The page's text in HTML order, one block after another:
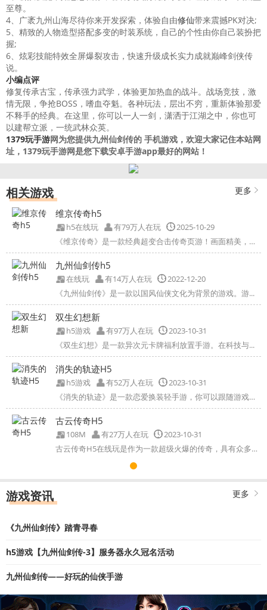
至尊。
4、广袤九州山海尽待你来开发探索，体验自由修仙带来震撼PK对决;
5、精致的人物造型搭配多变的时装系统，自己的个性由你自己装扮把
握;
6、炫彩技能特效全屏爆裂攻击，快速升级成长实力成就巅峰剑侠传
说。
小编点评
修复传承古宝，传承强力武学，体验更加热血的战斗。战场竞技，激
情无限，争抢BOSS，嗜血夺魁。各种玩法，层出不穷，重新体验那爱
不释手的经典。在这里，你可以一人一剑，潇洒于江湖之中，你也可
以建帮立派，一统武林众英。
1379玩手游网为您提供九州仙剑传的 手机游戏，欢迎大家记住本站网
址，1379玩手游网是您下载安卓手游app最好的网站！
相关游戏 更多
维京传奇h5
h5在线玩 有79万人在玩
2025-10-29
《维京传奇》是一款经典超变合击传奇页游！画面精美，操作...
九州仙剑传h5
在线玩 有14万人在玩
2022-12-20
《九州仙剑传》是一款以国风仙侠文化为背景的游戏。游...
双生幻想新
h5游戏 有97万人在玩
2023-10-31
《双生幻想》是一款异次元卡牌福利放置手游。在科技与...
消失的轨迹H5
h5游戏 有52万人在玩
2023-10-31
《消失的轨迹》是一款恋爱换装轻手游，你可以跟随游戏女...
古云传奇H5
108M 有27万人在玩
2023-10-31
古云传奇H5在线玩是作为一款超级火爆的传奇，具有众多明...
游戏资讯 更多
《九州仙剑传》踏青寻春
h5游戏【九州仙剑传-3】服务器永久冠名活动
九州仙剑传——好玩的仙侠手游